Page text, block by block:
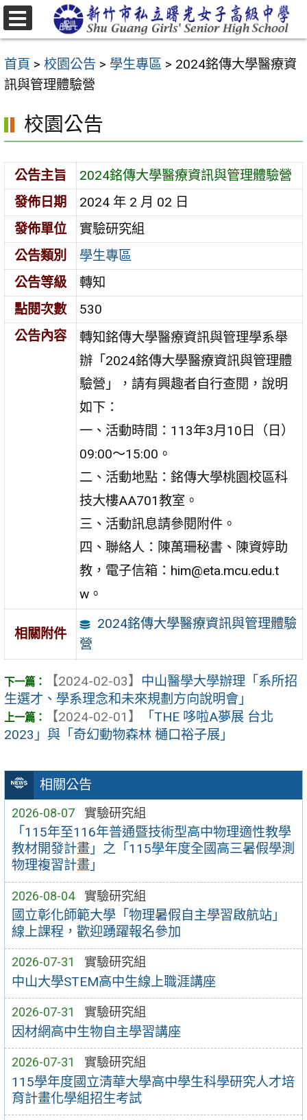
跳
至
要
內
區
首頁 > 校園公告 > 學生專區 > 2024銘傳大學醫療資
訊與管理體驗營
相關公告
2026-08-07 實驗研究組
「115年至116年普通暨技術型高中物理適性教學
教材開發計畫」之「115學年度全國高三暑假學測
物理複習計畫」
2026-08-04 實驗研究組
國立彰化師範大學「物理暑假自主學習啟航站」
線上課程，歡迎踴躍報名參加
2026-07-31 實驗研究組
中山大學STEM高中生線上職涯講座
2026-07-31 實驗研究組
因材網高中生物自主學習講座
2026-07-31 實驗研究組
115學年度國立清華大學高中學生科學研究人才培
育計畫化學組招生考試
校園公告
公告主旨
2024銘傳大學醫療資訊與管理體驗營
發佈日期
2024 年 2 月 02 日
發佈單位
實驗研究組
公告類別
學生專區
公告等級
轉知
點閱次數
530
公告內容
轉知銘傳大學醫療資訊與管理學系舉
辦「2024銘傳大學醫療資訊與管理體
驗營」，請有興趣者自行查閱，說明
如下：
一、活動時間：113年3月10日（日）
09:00～15:00。
二、活動地點：銘傳大學桃園校區科
技大樓AA701教室。
三、活動訊息請參閱附件。
四、聯絡人：陳萬珊秘書、陳資婷助
教，電子信箱：him@eta.mcu.edu.t
w。
相關附件
2024銘傳大學醫療資訊與管理體驗
營
【2024-02-03】 中山醫學大學辦理「系所招
生選才、學系理念和未來規劃方向說明會」
【2024-02-01】
「THE 哆啦A夢展 台北
2023」與「奇幻動物森林 樋口裕子展」
選
單